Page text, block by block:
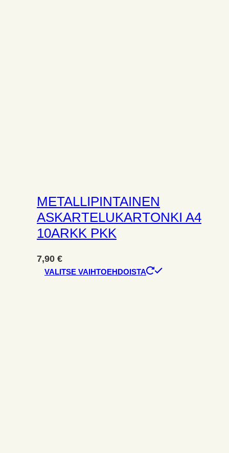
METALLIPINTAINEN
ASKARTELUKARTONKI A4
10ARKK PKK
7,90 €
VALITSE VAIHTOEHDOISTA